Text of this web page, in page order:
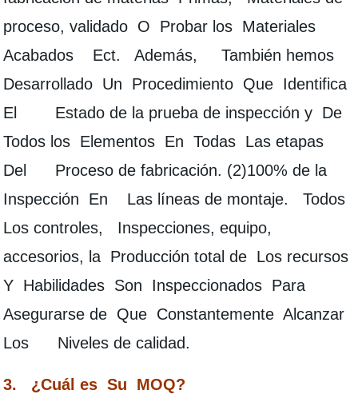
proceso, validado O Probar los Materiales
Acabados Ect. Además, También hemos
Desarrollado Un Procedimiento Que Identifica
El Estado de la prueba de inspección y De
Todos los Elementos En Todas Las etapas
Del Proceso de fabricación. (2)100% de la
Inspección En Las líneas de montaje. Todos
Los controles, Inspecciones, equipo,
accesorios, la Producción total de Los recursos
Y Habilidades Son Inspeccionados Para
Asegurarse de Que Constantemente Alcanzar
Los Niveles de calidad.
3. ¿Cuál es Su MOQ?